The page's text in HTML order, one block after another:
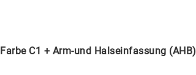
Farbe C1 + Arm-und Halseinfassung (AHB)